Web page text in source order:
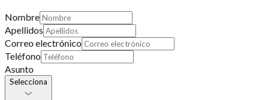
Nombre
Apellidos
Correo electrónico
Teléfono
Asunto
Selecciona